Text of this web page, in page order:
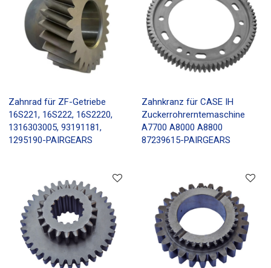
Zahnrad für ZF-Getriebe
16S221, 16S222, 16S2220,
1316303005, 93191181,
1295190-PAIRGEARS
Zahnkranz für CASE IH
Zuckerrohrerntemaschine
A7700 A8000 A8800
87239615-PAIRGEARS